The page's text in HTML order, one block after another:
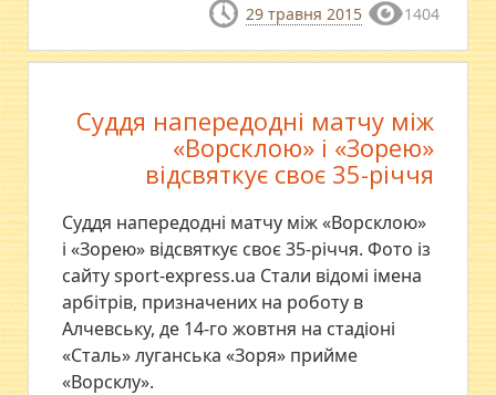
29 травня 2015 1404
Суддя напередодні матчу між
«Ворсклою» і «Зорею»
відсвяткує своє 35-річчя
Суддя напередодні матчу між «Ворсклою»
і «Зорею» відсвяткує своє 35-річчя. Фото із
сайту sport-express.ua Стали відомі імена
арбітрів, призначених на роботу в
Алчевську, де 14-го жовтня на стадіоні
«Сталь» луганська «Зоря» прийме
«Ворсклу».